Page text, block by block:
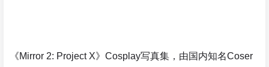
《Mirror 2: Project X》Cosplay写真集，由国内知名Coser